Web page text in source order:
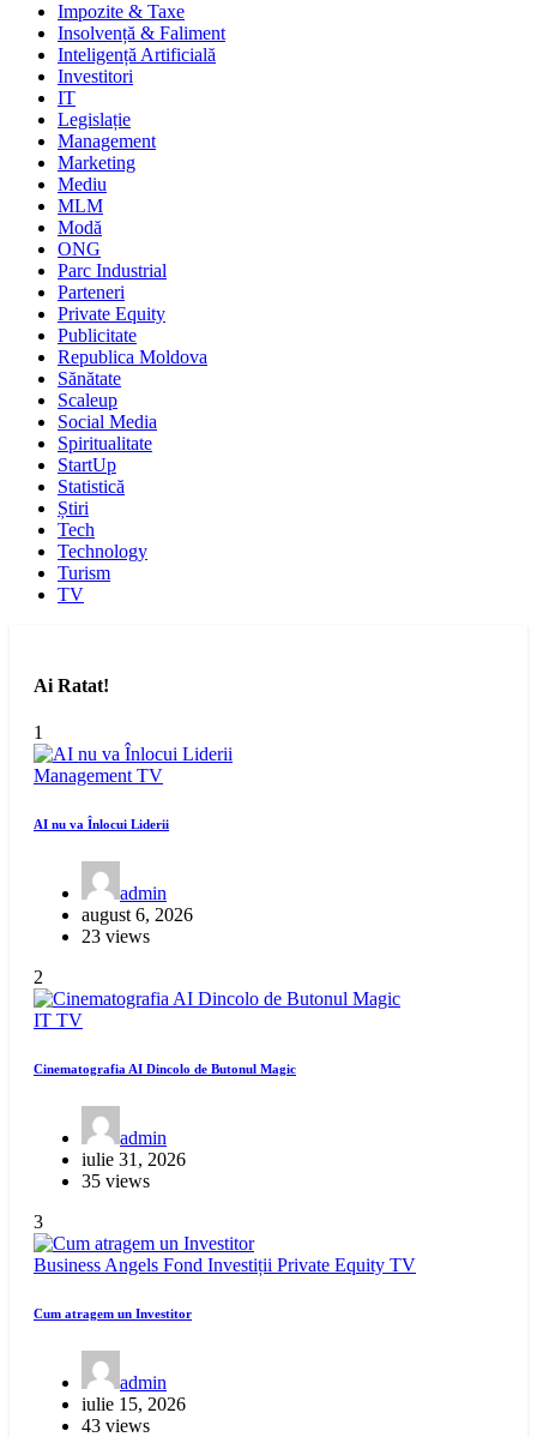
Impozite & Taxe
Insolvență & Faliment
Inteligență Artificială
Investitori
IT
Legislație
Management
Marketing
Mediu
MLM
Modă
ONG
Parc Industrial
Parteneri
Private Equity
Publicitate
Republica Moldova
Sănătate
Scaleup
Social Media
Spiritualitate
StartUp
Statistică
Știri
Tech
Technology
Turism
TV
Ai Ratat!
1
Management TV
AI nu va Înlocui Liderii
admin
august 6, 2026
23 views
2
IT TV
Cinematografia AI Dincolo de Butonul Magic
admin
iulie 31, 2026
35 views
3
Business Angels Fond Investiții Private Equity TV
Cum atragem un Investitor
admin
iulie 15, 2026
43 views